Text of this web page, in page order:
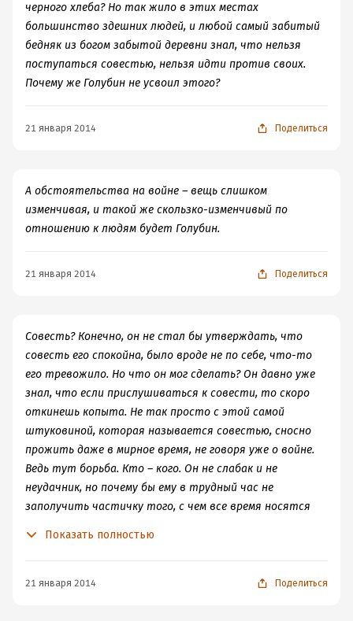
черного хлеба? Но так жило в этих местах
большинство здешних людей, и любой самый забитый
бедняк из богом забытой деревни знал, что нельзя
поступаться совестью, нельзя идти против своих.
Почему же Голубин не усвоил этого?
21 января 2014 Поделиться
А обстоятельства на войне – вещь слишком
изменчивая, и такой же скользко-изменчивый по
отношению к людям будет Голубин.
21 января 2014 Поделиться
Совесть? Конечно, он не стал бы утверждать, что
совесть его спокойна, было вроде не по себе, что-то
его тревожило. Но что он мог сделать? Он давно уже
знал, что если прислушиваться к совести, то скоро
откинешь копыта. Не так просто с этой самой
штуковиной, которая называется совестью, сносно
прожить даже в мирное время, не говоря уже о войне.
Ведь тут борьба. Кто – кого. Он не слабак и не
неудачник, но почему бы ему в трудный час не
заполучить частичку того, с чем все время носятся
Показать полностью
21 января 2014 Поделиться